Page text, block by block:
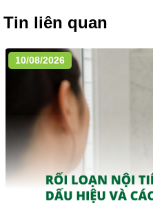
Tin liên quan
10/08/2026